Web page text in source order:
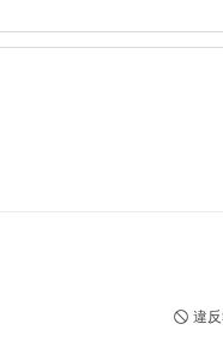
違